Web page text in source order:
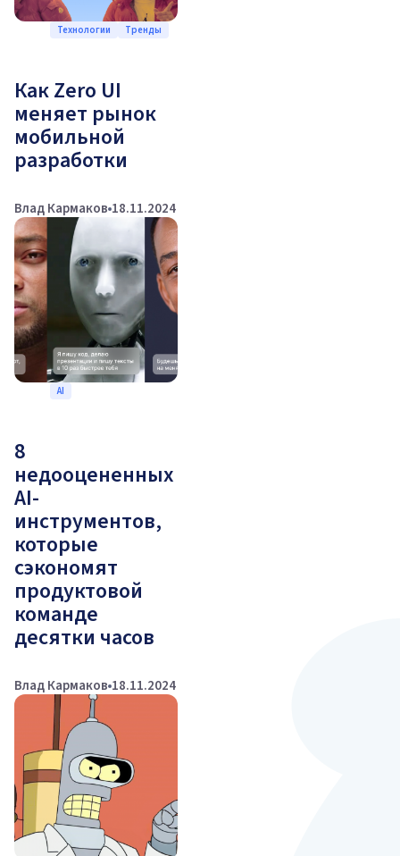
Технологии Тренды
Как Zero UI
меняет рынок
мобильной
разработки
Влад Кармаков 18.11.2024
AI
8
недооцененных
AI-
инструментов,
которые
сэкономят
продуктовой
команде
десятки часов
Влад Кармаков 18.11.2024